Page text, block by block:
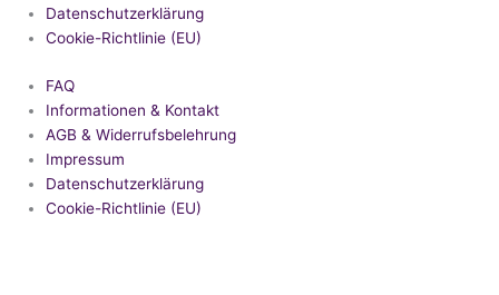
Datenschutzerklärung
Cookie-Richtlinie (EU)
FAQ
Informationen & Kontakt
AGB & Widerrufsbelehrung
Impressum
Datenschutzerklärung
Cookie-Richtlinie (EU)